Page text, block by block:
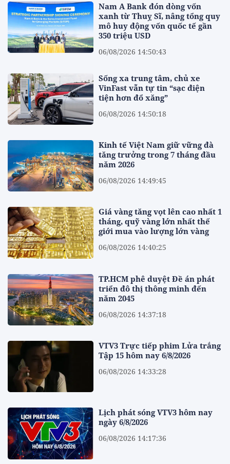
Nam A Bank đón dòng vốn
xanh từ Thuỵ Sĩ, nâng tổng quy
mô huy động vốn quốc tế gần
350 triệu USD
06/08/2026 14:50:43
Sống xa trung tâm, chủ xe
VinFast vẫn tự tin “sạc điện
tiện hơn đổ xăng”
06/08/2026 14:50:18
Kinh tế Việt Nam giữ vững đà
tăng trưởng trong 7 tháng đầu
năm 2026
06/08/2026 14:49:45
Giá vàng tăng vọt lên cao nhất 1
tháng, quỹ vàng lớn nhất thế
giới mua vào lượng lớn vàng
06/08/2026 14:40:25
TP.HCM phê duyệt Đề án phát
triển đô thị thông minh đến
năm 2045
06/08/2026 14:37:18
VTV3 Trực tiếp phim Lửa trắng
Tập 15 hôm nay 6/8/2026
06/08/2026 14:33:28
Lịch phát sóng VTV3 hôm nay
ngày 6/8/2026
06/08/2026 14:17:36